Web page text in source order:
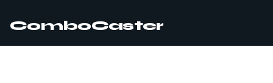
ComboCaster